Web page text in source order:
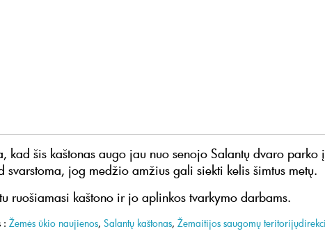
kad šis kaštonas augo jau nuo senojo Salantų dvaro parko
svarstoma, jog medžio amžius gali siekti kelis šimtus metų.
ruošiamasi kaštono ir jo aplinkos tvarkymo darbams.
: Žemės ūkio naujienos, Salantų kaštonas, Žemaitijos saugomų